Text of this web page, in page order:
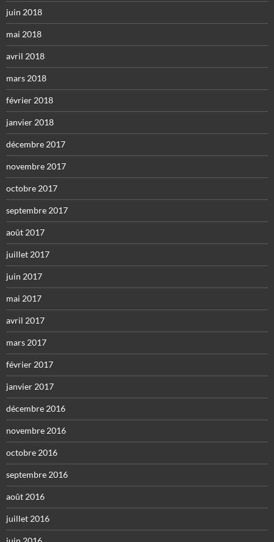
juin 2018
mai 2018
avril 2018
mars 2018
février 2018
janvier 2018
décembre 2017
novembre 2017
octobre 2017
septembre 2017
août 2017
juillet 2017
juin 2017
mai 2017
avril 2017
mars 2017
février 2017
janvier 2017
décembre 2016
novembre 2016
octobre 2016
septembre 2016
août 2016
juillet 2016